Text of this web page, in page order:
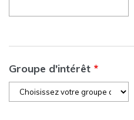
Groupe d'intérêt *